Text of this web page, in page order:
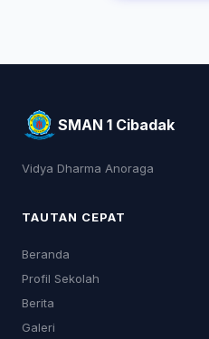
SMAN 1 Cibadak
Vidya Dharma Anoraga
TAUTAN CEPAT
Beranda
Profil Sekolah
Berita
Galeri